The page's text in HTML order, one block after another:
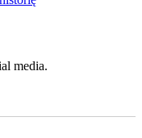
media.